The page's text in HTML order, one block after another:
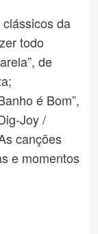
da
todo
de
é Bom”,
Joy /
canções
e momentos